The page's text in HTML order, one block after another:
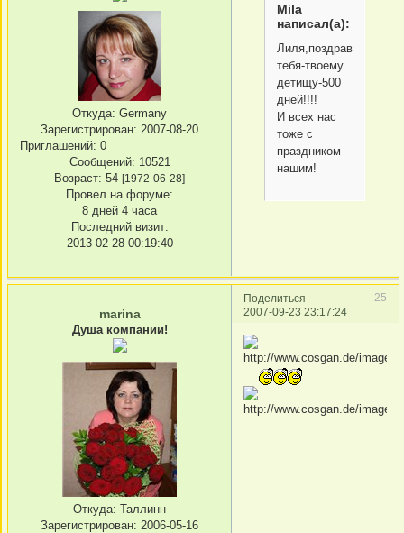
Откуда: Germany
Зарегистрирован: 2007-08-20
Приглашений: 0
Сообщений: 10521
Возраст: 54 [1972-06-28]
Провел на форуме:
8 дней 4 часа
Последний визит:
2013-02-28 00:19:40
Mila
написал(а):
Лиля,поздравляю
тебя-твоему
детищу-500
дней!!!!
И всех нас
тоже с
праздником
нашим!
Поделиться
25
2007-09-23 23:17:24
marina
Душа компании!
Откуда: Таллинн
Зарегистрирован: 2006-05-16